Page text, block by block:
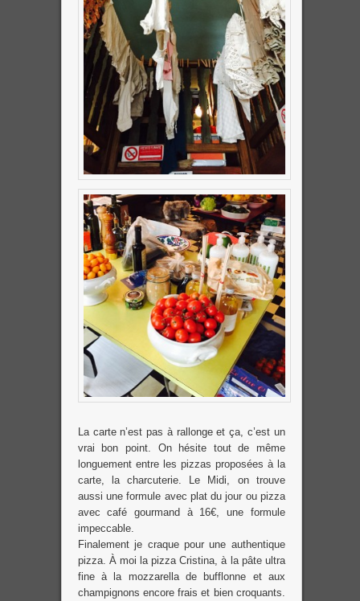
La carte n’est pas à rallonge et ça, c’est un
vrai bon point. On hésite tout de même
longuement entre les pizzas proposées à la
carte, la charcuterie. Le Midi, on trouve
aussi une formule avec plat du jour ou pizza
avec café gourmand à 16€, une formule
impeccable.
Finalement je craque pour une authentique
pizza. À moi la pizza Cristina, à la pâte ultra
fine à la mozzarella de bufflonne et aux
champignons encore frais et bien croquants.